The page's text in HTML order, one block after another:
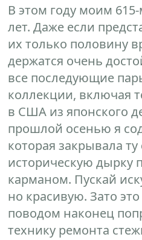
В этом году моим
лет. Даже если
их только половину
держатся очень
все последующие
коллекции, включая
в США из японского
прошлой осенью я
которая закрывала
историческую дырку
карманом. Пускай
но красивую. Зато
поводом наконец
технику ремонта